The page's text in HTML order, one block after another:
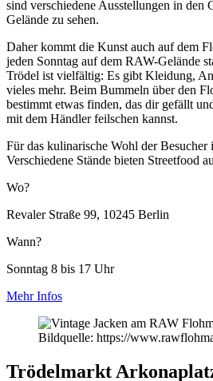
sind verschiedene Ausstellungen in den
Gelände zu sehen.
Daher kommt die Kunst auch auf dem
jeden Sonntag auf dem RAW-Gelände
Trödel ist vielfältig: Es gibt Kleidung,
vieles mehr. Beim Bummeln über den
bestimmt etwas finden, das dir gefällt
mit dem Händler feilschen kannst.
Für das kulinarische Wohl der Besucher
Verschiedene Stände bieten Streetfood
Wo?
Revaler Straße 99, 10245 Berlin
Wann?
Sonntag 8 bis 17 Uhr
Mehr Infos
Bildquelle: https://
Trödelmarkt